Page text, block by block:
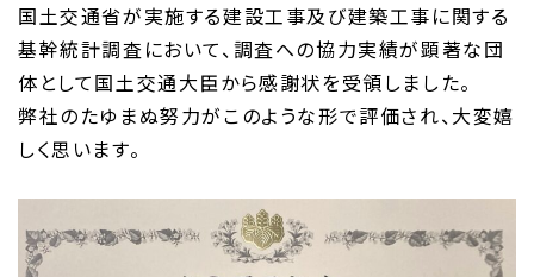
国土交通省が実施する建設工事及び建築工事に関する
基幹統計調査において、調査への協力実績が顕著な団
体として国土交通大臣から感謝状を受領しました。
弊社のたゆまぬ努力がこのような形で評価され、大変嬉
しく思います。